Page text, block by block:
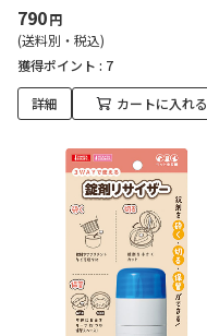
790円
(送料別・税込)
獲得ポイント : 7
詳細 カートに入れる